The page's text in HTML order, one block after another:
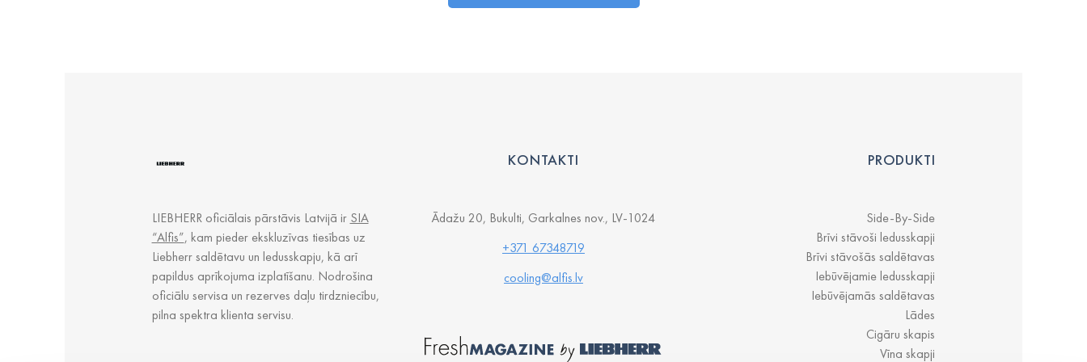
LIEBHERR oficiālais pārstāvis Latvijā ir SIA
“Alfis”, kam pieder ekskluzīvas tiesības uz
Liebherr saldētavu un ledusskapju, kā arī
papildus aprīkojuma izplatīšanu. Nodrošina
oficiālu servisa un rezerves daļu tirdzniecību,
pilna spektra klienta servisu.
KONTAKTI
Ādažu 20, Bukulti, Garkalnes nov., LV-1024
+371 67348719
cooling@alfis.lv
PRODUKTI
Side-By-Side
Brīvi stāvoši ledusskapji
Brīvi stāvošās saldētavas
Iebūvējamie ledusskapji
Iebūvējamās saldētavas
Lādes
Cigāru skapis
Vīna skapji